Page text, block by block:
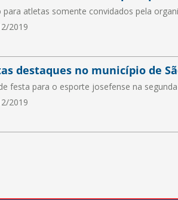
para atletas somente convidados pela
2019
destaques no município de
festa para o esporte josefense na
2019